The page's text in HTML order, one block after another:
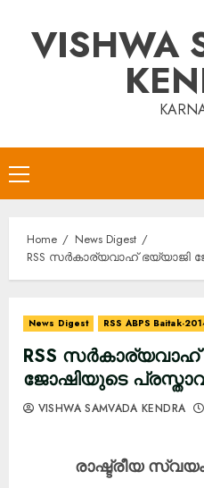
contentVISHWA
Primary
Menu
Home
News Digest
RSS സര്‍കാര്യവാഹ് ഭയ്യാജി
News Digest RSS ABPS Baitak-
RSS സര്‍കാര്യവാഹ്
ജോഷിയുടെ
VISHWA SAMVADA KENDRA
രാഷ്ട്രീയ